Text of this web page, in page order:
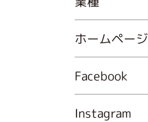
ホームページ
Facebook
Instagram